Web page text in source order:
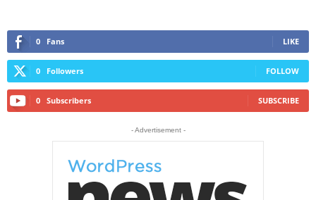
0 Fans LIKE
0 Followers FOLLOW
0 Subscribers SUBSCRIBE
- Advertisement -